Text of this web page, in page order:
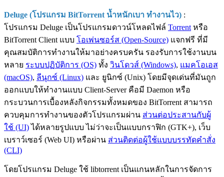
Deluge (โปรแกรม BitTorrent น้ำหนักเบา ทำงานไว) :
โปรแกรม Deluge เป็นโปรแกรมดาวน์โหลดไฟล์ Torrent หรือ
BitTorrent Client แบบ โอเพ่นซอร์ส (Open-Source) แจกฟรี ที่มี
คุณสมบัติการทำงานให้มาอย่างครบครัน รองรับการใช้งานบน
หลาย ระบบปฏิบัติการ (OS) ทั้ง วินโดวส์ (Windows), แมคโอเอส
(macOS), ลีนุกซ์ (Linux) และ ยูนิกซ์ (Unix) โดยมีจุดเด่นที่มันถูก
ออกแบบให้ทำงานแบบ Client-Server คือมี Daemon หรือ
กระบวนการเบื้องหลังกิจกรรมทั้งหมดของ BitTorrent สามารถ
ควบคุมการทำงานของตัวโปรแกรมผ่าน ส่วนต่อประสานกับผู้
ใช้ (UI)ได้หลายรูปแบบ ไม่ว่าจะเป็นแบบกราฟิก (GTK+), เว็บ
เบราว์เซอร์ (Web UI) หรือผ่าน ส่วนติดต่อผู้ใช้แบบบรรทัดคำสั่ง
(CLI)
โดยโปรแกรม Deluge ใช้ libtorrent เป็นแกนหลักในการจัดการ